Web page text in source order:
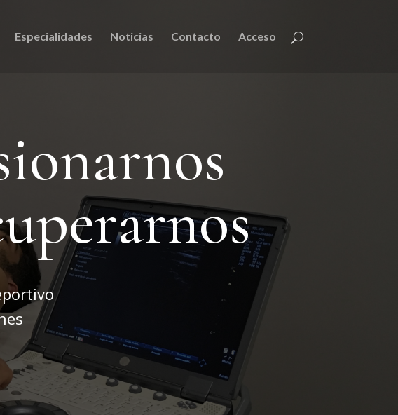
Especialidades Noticias Contacto Acceso